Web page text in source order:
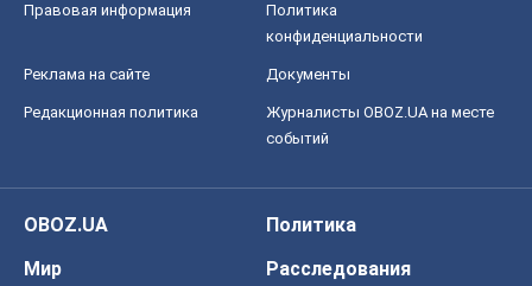
Правовая информация
Политика
конфиденциальности
Реклама на сайте Документы
Редакционная политика
Журналисты OBOZ.UA на месте
событий
OBOZ.UA
Политика
Мир
Расследования